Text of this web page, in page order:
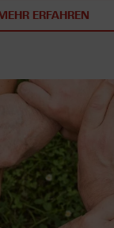
ERFAHREN